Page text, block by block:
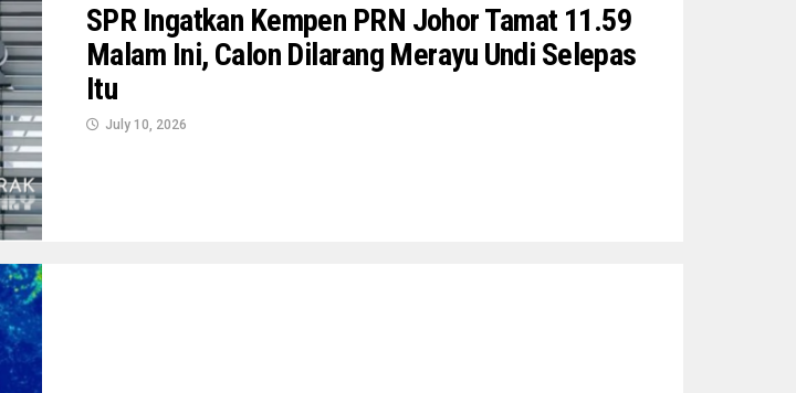
SPR Ingatkan Kempen PRN Johor Tamat 11.59
Malam Ini, Calon Dilarang Merayu Undi Selepas
Itu
July 10, 2026